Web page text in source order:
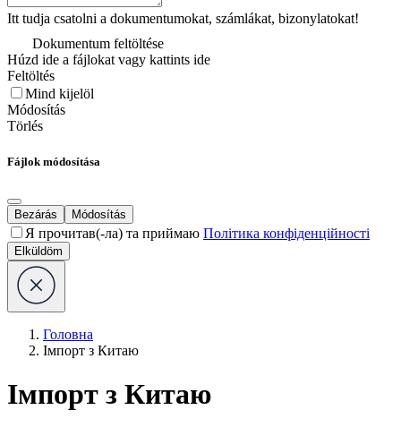
Itt tudja csatolni a dokumentumokat, számlákat, bizonylatokat!
Dokumentum feltöltése
Húzd ide a fájlokat vagy kattints ide
Feltöltés
Mind kijelöl
Módosítás
Törlés
Fájlok módosítása
Bezárás Módosítás
Я прочитав(-ла) та приймаю Політика конфіденційності
Elküldöm
Головна
Імпорт з Китаю
Імпорт з Китаю